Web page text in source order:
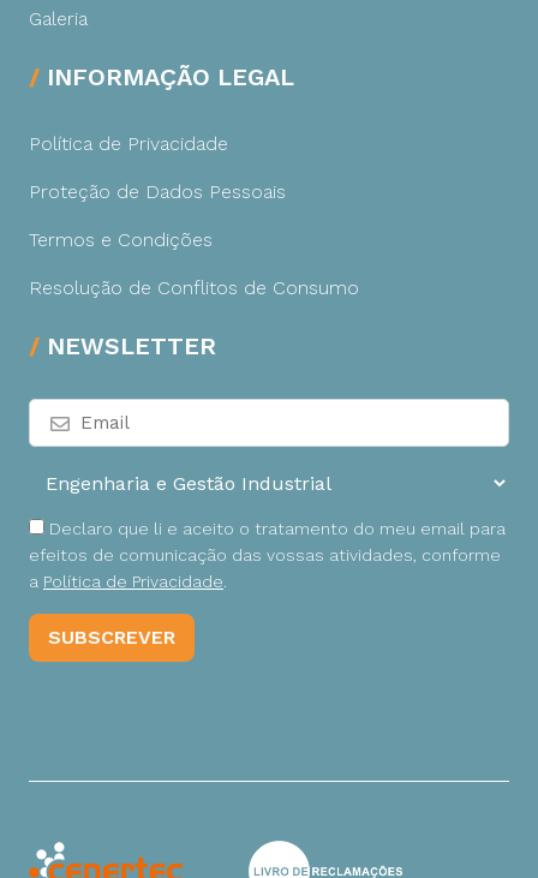
Galeria
INFORMAÇÃO LEGAL
Política de Privacidade
Proteção de Dados Pessoais
Termos e Condições
Resolução de Conflitos de Consumo
NEWSLETTER
Declaro que li e aceito o tratamento do meu email para
efeitos de comunicação das vossas atividades, conforme
a Política de Privacidade